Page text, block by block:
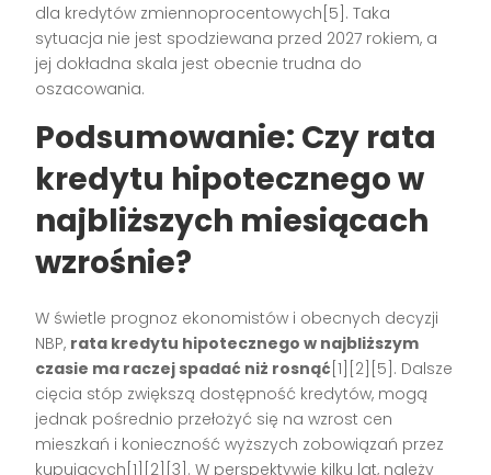
dla kredytów zmiennoprocentowych[5]. Taka
sytuacja nie jest spodziewana przed 2027 rokiem, a
jej dokładna skala jest obecnie trudna do
oszacowania.
Podsumowanie: Czy rata
kredytu hipotecznego w
najbliższych miesiącach
wzrośnie?
W świetle prognoz ekonomistów i obecnych decyzji
NBP, rata kredytu hipotecznego w najbliższym
czasie ma raczej spadać niż rosnąć [1][2][5]. Dalsze
cięcia stóp zwiększą dostępność kredytów, mogą
jednak pośrednio przełożyć się na wzrost cen
mieszkań i konieczność wyższych zobowiązań przez
kupujących[1][2][3]. W perspektywie kilku lat, należy